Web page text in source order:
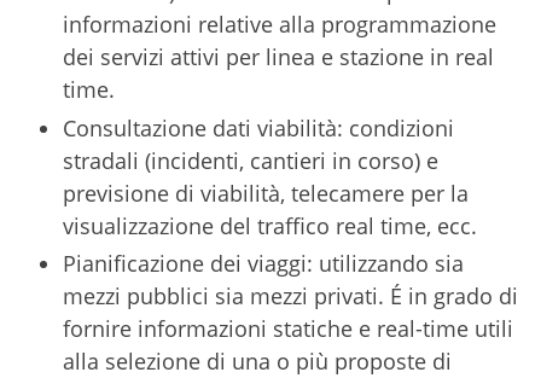
informazioni relative alla programmazione
dei servizi attivi per linea e stazione in real
time.
Consultazione dati viabilità: condizioni
stradali (incidenti, cantieri in corso) e
previsione di viabilità, telecamere per la
visualizzazione del traffico real time, ecc.
Pianificazione dei viaggi: utilizzando sia
mezzi pubblici sia mezzi privati. É in grado di
fornire informazioni statiche e real-time utili
alla selezione di una o più proposte di